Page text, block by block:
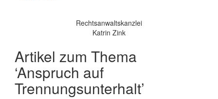
Rechtsanwaltskanzlei
Katrin Zink
Artikel zum Thema
‘Anspruch auf
Trennungsunterhalt’